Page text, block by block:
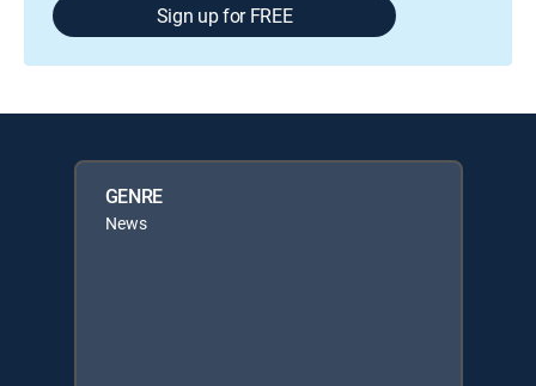
Sign up for FREE
GENRE
News